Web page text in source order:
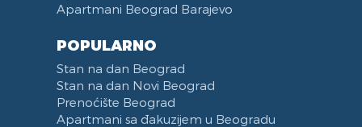
Apartmani Beograd Barajevo
POPULARNO
Stan na dan Beograd
Stan na dan Novi Beograd
Prenoćište Beograd
Apartmani sa đakuzijem u Beogradu